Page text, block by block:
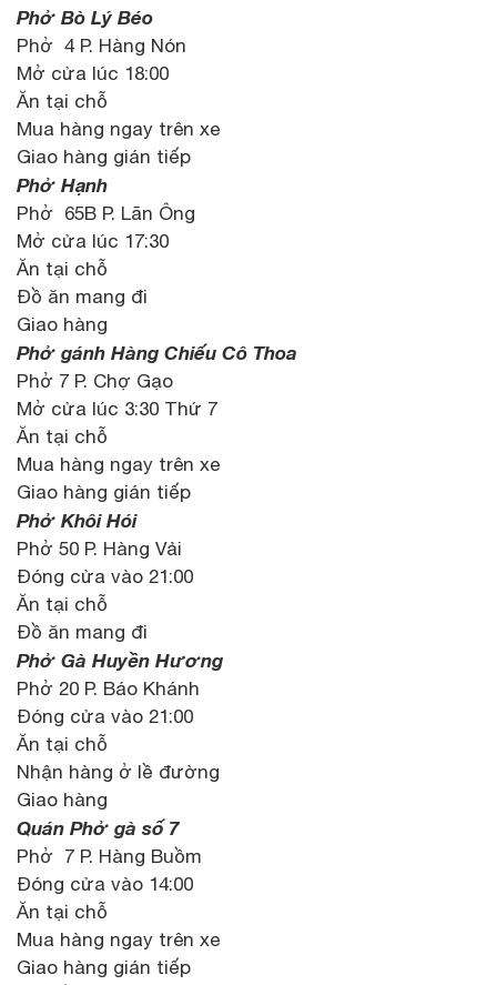
Phở Bò Lý Béo
Phở 4 P. Hàng Nón
Mở cửa lúc 18:00
Ăn tại chỗ
Mua hàng ngay trên xe
Giao hàng gián tiếp
Phở Hạnh
Phở 65B P. Lãn Ông
Mở cửa lúc 17:30
Ăn tại chỗ
Đồ ăn mang đi
Giao hàng
Phở gánh Hàng Chiếu Cô Thoa
Phở 7 P. Chợ Gạo
Mở cửa lúc 3:30 Thứ 7
Ăn tại chỗ
Mua hàng ngay trên xe
Giao hàng gián tiếp
Phở Khôi Hói
Phở 50 P. Hàng Vải
Đóng cửa vào 21:00
Ăn tại chỗ
Đồ ăn mang đi
Phở Gà Huyền Hương
Phở 20 P. Báo Khánh
Đóng cửa vào 21:00
Ăn tại chỗ
Nhận hàng ở lề đường
Giao hàng
Quán Phở gà số 7
Phở 7 P. Hàng Buồm
Đóng cửa vào 14:00
Ăn tại chỗ
Mua hàng ngay trên xe
Giao hàng gián tiếp